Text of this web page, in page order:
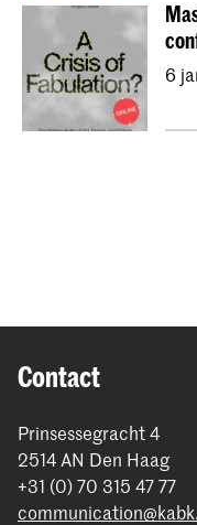
6
Contact
Prinsessegracht 4
2514 AN Den Haag
+31 (0) 70 315 47 77